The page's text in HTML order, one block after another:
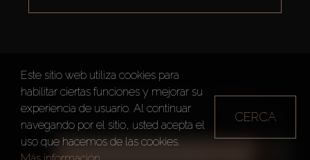
TODOS LOS FILTROS
AX CAPITAL ©2026 Todos los derechos reservados
Condiciones de Uso
Política de privacidad Mapa del sitio
Este sitio web utiliza cookies para
habilitar ciertas funciones y mejorar su
experiencia de usuario. Al continuar
navegando por el sitio, usted acepta el
uso que hacemos de las cookies.
CERCA